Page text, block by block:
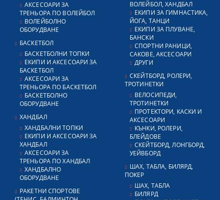
АКСЕСОАРИ ЗА
ТРЕНЬОРА ПО ВОЛЕЙБОЛ
ВОЛЕЙБОЛНО
ОБОРУДВАНЕ
БАСКЕТБОЛ
БАСКЕТБОЛНИ ТОПКИ
ЕКИПИ И АКСЕСОАРИ ЗА
БАСКЕТБОЛ
АКСЕСОАРИ ЗА
ТРЕНЬОРА ПО БАСКЕТБОЛ
БАСКЕТБОЛНО
ОБОРУДВАНЕ
ХАНДБАЛ
ХАНДБАЛНИ ТОПКИ
ЕКИПИ И АКСЕСОАРИ ЗА
ХАНДБАЛ
АКСЕСОАРИ ЗА
ТРЕНЬОРА ПО ХАНДБАЛ
ХАНДБАЛНО
ОБОРУДВАНЕ
РАКЕТНИ СПОРТОВЕ
ВОЛЕЙБОЛ, ХАНДБАЛ
ЕКИПИ ЗА ГИМНАСТИКА,
ЙОГА, ТАНЦИ
ЕКИПИ ЗА ПЛУВАНЕ,
БАНСКИ
СПОРТНИ РАНИЦИ,
САКОВЕ, АКСЕСОАРИ
ДРУГИ
СКЕЙТБОРД, РОЛЕРИ,
ТРОТИНЕТКИ
ВЕЛОСИПЕДИ,
ТРОТИНЕТКИ
ПРОТЕКТОРИ, КАСКИ И
АКСЕСОАРИ
КЪНКИ, РОЛЕРИ,
БЛЕЙДОВЕ
СКЕЙТБОРД, ЛОНГБОРД,
УЕЙВБОРД
ШАХ, ТАБЛА, БИЛЯРД,
ПОКЕР
ШАХ, ТАБЛА
БИЛЯРД